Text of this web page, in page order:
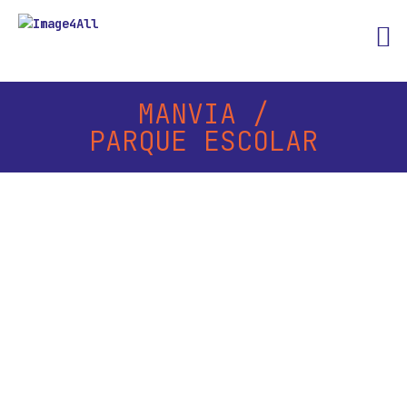
MANVIA /
PARQUE ESCOLAR